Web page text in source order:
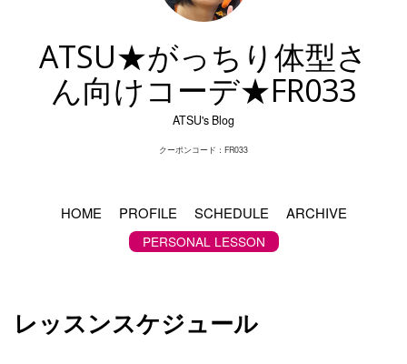
ATSU★がっちり体型さ
ん向けコーデ★FR033
ATSU's Blog
クーポンコード：FR033
HOME PROFILE SCHEDULE ARCHIVE
PERSONAL LESSON
レッスンスケジュール